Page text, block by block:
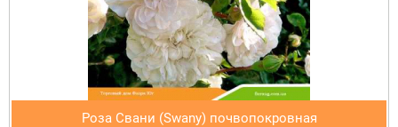
Роза Свани (Swany) почвопокровная